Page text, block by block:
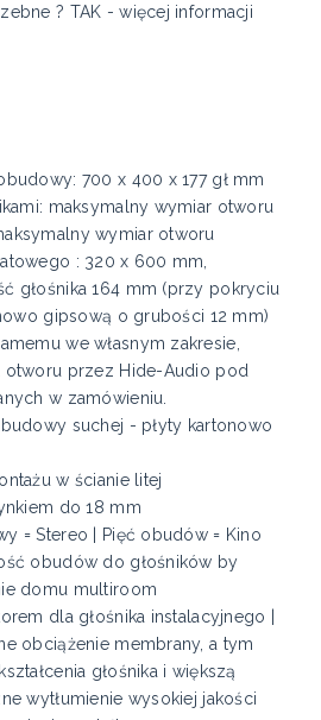
? TAK - więcej informacji
700 x 400 x 177 gł mm
maksymalny wymiar otworu
wymiar otworu
: 320 x 600 mm,
głośnika 164 mm (przy pokryciu
gipsową o grubości 12 mm)
we własnym zakresie,
otworu przez Hide-Audio pod
w zamówieniu.
suchej - płyty kartonowo
w ścianie litej
do 18 mm
= Stereo | Pięć obudów = Kino
obudów do głośników by
domu multiroom
dla głośnika instalacyjnego |
obciążenie membrany, a tym
głośnika i większą
wytłumienie wysokiej jakości